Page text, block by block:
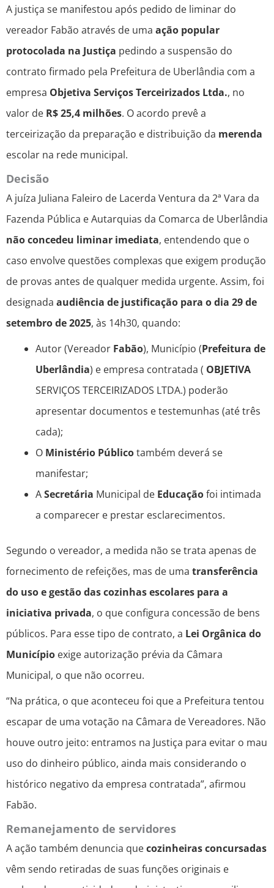
A justiça se manifestou após pedido de liminar do
vereador Fabão através de uma ação popular
protocolada na Justiça pedindo a suspensão do
contrato firmado pela Prefeitura de Uberlândia com a
empresa Objetiva Serviços Terceirizados Ltda., no
valor de R$ 25,4 milhões. O acordo prevê a
terceirização da preparação e distribuição da merenda
escolar na rede municipal.
Decisão
A juíza Juliana Faleiro de Lacerda Ventura da 2ª Vara da
Fazenda Pública e Autarquias da Comarca de Uberlândia
não concedeu liminar imediata, entendendo que o
caso envolve questões complexas que exigem produção
de provas antes de qualquer medida urgente. Assim, foi
designada audiência de justificação para o dia 29 de
setembro de 2025, às 14h30, quando:
Autor (Vereador Fabão), Município (Prefeitura de
Uberlândia) e empresa contratada ( OBJETIVA
SERVIÇOS TERCEIRIZADOS LTDA.) poderão
apresentar documentos e testemunhas (até três
cada);
O Ministério Públicotambém deverá se
manifestar;
ASecretária Municipal de Educaçãofoi intimada
a comparecer e prestar esclarecimentos.
Segundo o vereador, a medida não se trata apenas de
fornecimento de refeições, mas de uma transferência
do uso e gestão das cozinhas escolares para a
iniciativa privada, o que configura concessão de bens
públicos. Para esse tipo de contrato, a Lei Orgânica do
Município exige autorização prévia da Câmara
Municipal, o que não ocorreu.
“Na prática, o que aconteceu foi que a Prefeitura tentou
escapar de uma votação na Câmara de Vereadores. Não
houve outro jeito: entramos na Justiça para evitar o mau
uso do dinheiro público, ainda mais considerando o
histórico negativo da empresa contratada”, afirmou
Fabão.
Remanejamento de servidores
A ação também denuncia quecozinheiras concursadas
vêm sendo retiradas de suas funções originais e